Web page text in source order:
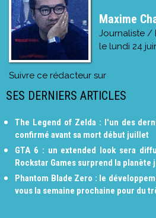
Maxime
Journaliste /
le lundi 24
Suivre ce rédacteur sur
SES DERNIERS ARTICLES
The Legend of Zelda : l'un des
confirmé avant sa mort début juillet
GTA 6 : un extended look sera
Rockstar Games surprend la planète
Phantom Blade Zero : le
vous la semaine prochaine pour du